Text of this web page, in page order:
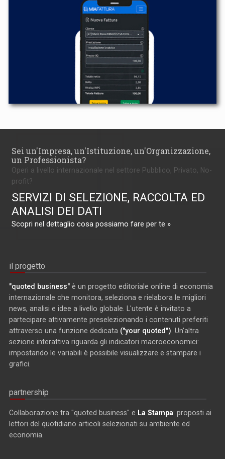
Sei un'Impresa, un'Istituzione, un'Organizzazione,
un Professionista?
Operi a livello internazionale nel settore Pubblico, Privato, No-
profit?
SERVIZI DI SELEZIONE, RACCOLTA ED
ANALISI DEI DATI
Scopri nel dettaglio cosa possiamo fare per te »
il progetto
"quoted business" è un progetto editoriale online di economia
internazionale che monitora, seleziona e rielabora le migliori
news, analisi e idee a livello globale. L'utente è invitato a
partecipare attivamente preselezionando i contenuti preferiti
attraverso una funzione dedicata ("your quoted") . Un'altra
sezione interattiva riguarda gli indicatori macroeconomici:
impostando le variabili è possibile visualizzare e stampare i
grafici.
partnership
Collaborazione tra "quoted business" e La Stampa: proposti ai
lettori del quotidiano articoli selezionati su ambiente ed
economia.